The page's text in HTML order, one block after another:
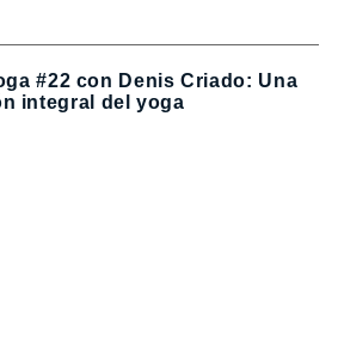
#22 con Denis Criado: Una
integral del yoga